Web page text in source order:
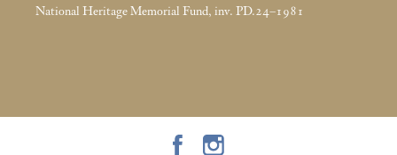
National Heritage Memorial Fund, inv. PD.24–1981